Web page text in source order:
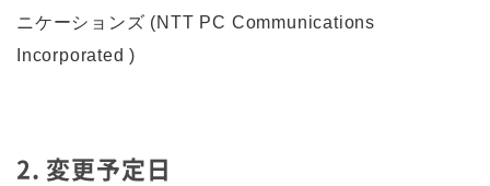
ニケーションズ (NTT PC Communications
Incorporated )
2. 変更予定日